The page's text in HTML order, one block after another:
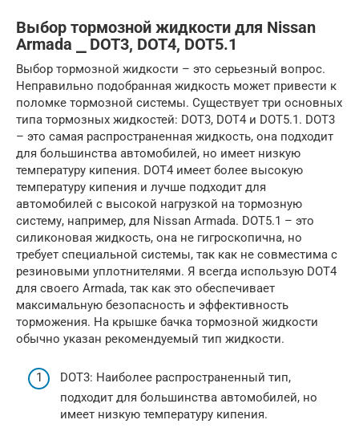
Выбор тормозной жидкости для Nissan
Armada ⎯ DOT3, DOT4, DOT5.1
Выбор тормозной жидкости – это серьезный вопрос.
Неправильно подобранная жидкость может привести к
поломке тормозной системы. Существует три основных
типа тормозных жидкостей: DOT3, DOT4 и DOT5.1. DOT3
– это самая распространенная жидкость, она подходит
для большинства автомобилей, но имеет низкую
температуру кипения. DOT4 имеет более высокую
температуру кипения и лучше подходит для
автомобилей с высокой нагрузкой на тормозную
систему, например, для Nissan Armada. DOT5.1 – это
силиконовая жидкость, она не гигроскопична, но
требует специальной системы, так как не совместима с
резиновыми уплотнителями. Я всегда использую DOT4
для своего Armada, так как это обеспечивает
максимальную безопасность и эффективность
торможения. На крышке бачка тормозной жидкости
обычно указан рекомендуемый тип жидкости.
DOT3: Наиболее распространенный тип,
подходит для большинства автомобилей, но
имеет низкую температуру кипения.